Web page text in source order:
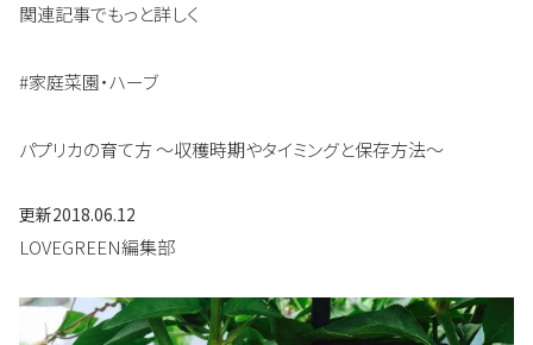
関連記事でもっと詳しく
#家庭菜園・ハーブ
パプリカの育て方 〜収穫時期やタイミングと保存方法〜
更新2018.06.12
LOVEGREEN編集部